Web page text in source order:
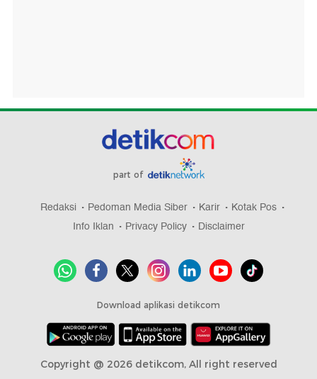
part of
Redaksi Pedoman Media Siber Karir
Kotak Pos
Info Iklan
Privacy Policy Disclaimer
Download aplikasi detikcom
Copyright @ 2026 detikcom, All right reserved